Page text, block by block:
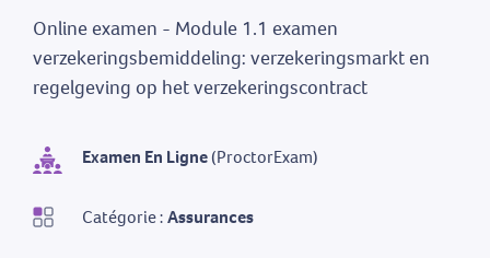
Examen En Ligne(ProctorExam)
Catégorie :Assurances
Online examen - Module 1.1 examen
verzekeringsbemiddeling: verzekeringsmarkt en
regelgeving op het verzekeringscontract